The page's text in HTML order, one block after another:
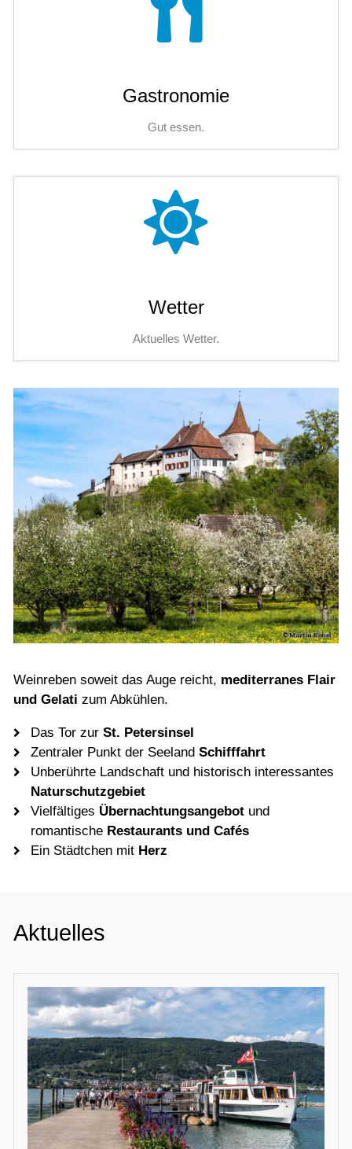
Gastronomie
Gut essen.
Wetter
Aktuelles Wetter.
Weinreben soweit das Auge reicht, mediterranes Flair
und Gelati zum Abkühlen.
Das Tor zurSt. Petersinsel
Zentraler Punkt der SeelandSchifffahrt
Unberührte Landschaft und historisch interessantes
Naturschutzgebiet
Vielfältiges Übernachtungsangebot und
romantische Restaurants und Cafés
Ein Städtchen mit Herz
Aktuelles